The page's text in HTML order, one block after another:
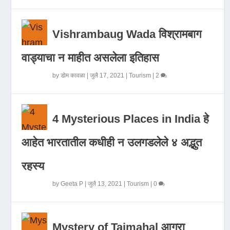
Vishrambaug Wada विश्रामबाग
वाड्याचा न माहीत असलेला इतिहास
byडोम कावळा |जुलै 17, 2021 |Tourism |2
4 Mysterious Places in India हे
आहेत भारतातील कधीही न उलगडलेले ४ अद्भुत
रहस्य
byGeeta P |जुलै 13, 2021 |Tourism |0
Mystery of Tajmahal आगरा